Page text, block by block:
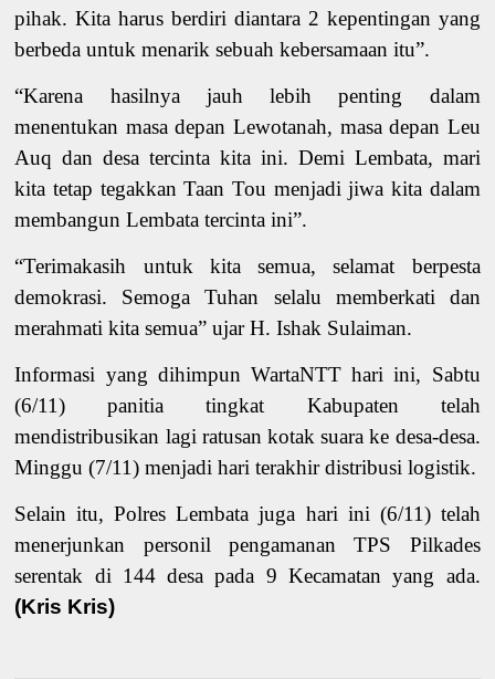
pihak. Kita harus berdiri diantara 2 kepentingan yang
berbeda untuk menarik sebuah kebersamaan itu”.
“Karena
hasilnya jauh lebih penting dalam
menentukan masa depan Lewotanah, masa depan Leu
Auq dan desa tercinta kita ini. Demi Lembata, mari
kita tetap tegakkan Taan Tou menjadi jiwa kita dalam
membangun Lembata tercinta ini”.
“Terimakasih untuk kita semua, selamat berpesta
demokrasi. Semoga Tuhan selalu memberkati dan
merahmati kita semua” ujar H. Ishak Sulaiman.
Informasi yang dihimpun WartaNTT hari ini, Sabtu
(6/11) panitia tingkat Kabupaten telah
mendistribusikan lagi ratusan kotak suara ke desa-desa.
Minggu (7/11) menjadi hari terakhir distribusi logistik.
Selain itu, Polres Lembata juga hari ini (6/11) telah
menerjunkan personil pengamanan TPS Pilkades
serentak di 144 desa pada 9 Kecamatan yang ada.
(Kris Kris)